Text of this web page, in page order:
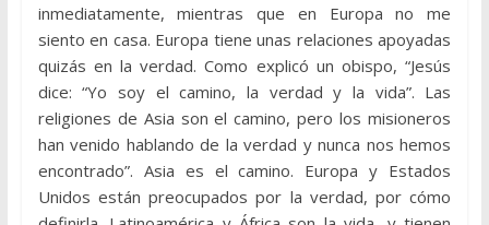
inmediatamente, mientras que en Europa no me
siento en casa. Europa tiene unas relaciones apoyadas
quizás en la verdad. Como explicó un obispo, “Jesús
dice: “Yo soy el camino, la verdad y la vida”. Las
religiones de Asia son el camino, pero los misioneros
han venido hablando de la verdad y nunca nos hemos
encontrado”. Asia es el camino. Europa y Estados
Unidos están preocupados por la verdad, por cómo